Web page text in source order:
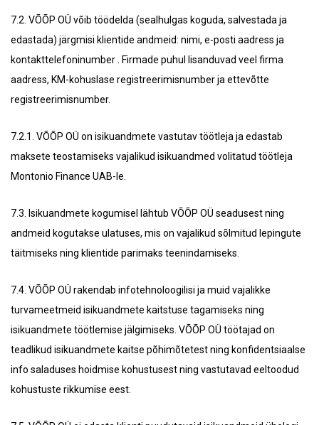
7.2. VÕÕP OÜ võib töödelda (sealhulgas koguda, salvestada ja
edastada) järgmisi klientide andmeid: nimi, e-posti aadress ja
kontakttelefoninumber . Firmade puhul lisanduvad veel firma
aadress, KM-kohuslase registreerimisnumber ja ettevõtte
registreerimisnumber.
7.2.1. VÕÕP OÜ on isikuandmete vastutav töötleja ja edastab
maksete teostamiseks vajalikud isikuandmed volitatud töötleja
Montonio Finance UAB-le.
7.3. Isikuandmete kogumisel lähtub VÕÕP OÜ seadusest ning
andmeid kogutakse ulatuses, mis on vajalikud sõlmitud lepingute
täitmiseks ning klientide parimaks teenindamiseks.
7.4. VÕÕP OÜ rakendab infotehnoloogilisi ja muid vajalikke
turvameetmeid isikuandmete kaitstuse tagamiseks ning
isikuandmete töötlemise jälgimiseks. VÕÕP OÜ töötajad on
teadlikud isikuandmete kaitse põhimõtetest ning konfidentsiaalse
info saladuses hoidmise kohustusest ning vastutavad eeltoodud
kohustuste rikkumise eest.